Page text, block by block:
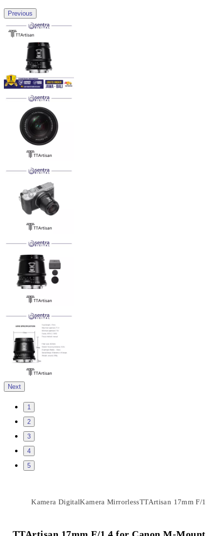
Previous
Next
1
2
3
4
5
Kamera DigitalKamera MirrorlessTTArtisan 17mm F/1.4